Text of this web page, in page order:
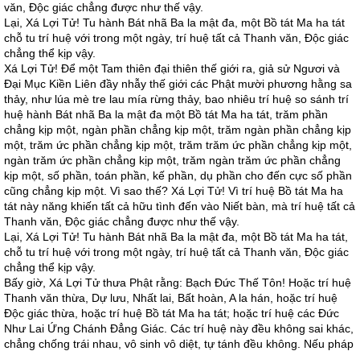
văn, Độc giác chẳng được như thế vậy.
Lại, Xá Lợi Tử! Tu hành Bát nhã Ba la mật đa, một Bồ tát Ma ha tát
chỗ tu trí huệ với trong một ngày, trí huệ tất cả Thanh văn, Độc giác
chẳng thể kịp vậy.
Xá Lợi Tử! Để một Tam thiên đại thiên thế giới ra, giả sử Ngươi và
Đại Mục Kiền Liên đầy nhẫy thế giới các Phật mười phương hằng sa
thảy, như lúa mè tre lau mía rừng thảy, bao nhiêu trí huệ so sánh trí
huệ hành Bát nhã Ba la mật đa một Bồ tát Ma ha tát, trăm phần
chẳng kịp một, ngàn phần chẳng kịp một, trăm ngàn phần chẳng kịp
một, trăm ức phần chẳng kịp một, trăm trăm ức phần chẳng kịp một,
ngàn trăm ức phần chẳng kịp một, trăm ngàn trăm ức phần chẳng
kịp một, số phần, toán phần, kế phần, dụ phần cho đến cực số phần
cũng chẳng kịp một. Vì sao thế? Xá Lợi Tử! Vì trí huệ Bồ tát Ma ha
tát này năng khiến tất cả hữu tình đến vào Niết bàn, mà trí huệ tất cả
Thanh văn, Độc giác chẳng được như thế vậy.
Lại, Xá Lợi Tử! Tu hành Bát nhã Ba la mật đa, một Bồ tát Ma ha tát,
chỗ tu trí huệ với trong một ngày, trí huệ tất cả Thanh văn, Độc giác
chẳng thể kịp vậy.
Bấy giờ, Xá Lợi Tử thưa Phật rằng: Bạch Đức Thế Tôn! Hoặc trí huệ
Thanh văn thừa, Dự lưu, Nhất lai, Bất hoàn, A la hán, hoặc trí huệ
Độc giác thừa, hoặc trí huệ Bồ tát Ma ha tát; hoặc trí huệ các Đức
Như Lai Ứng Chánh Đẳng Giác. Các trí huệ này đều không sai khác,
chẳng chống trái nhau, vô sinh vô diệt, tự tánh đều không. Nếu pháp